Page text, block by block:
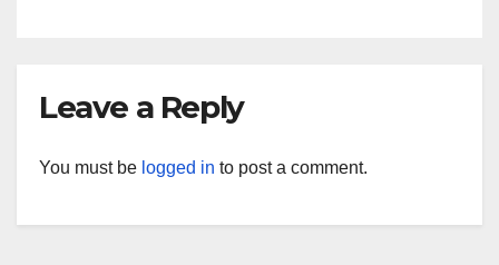
Leave a Reply
You must be logged in to post a comment.